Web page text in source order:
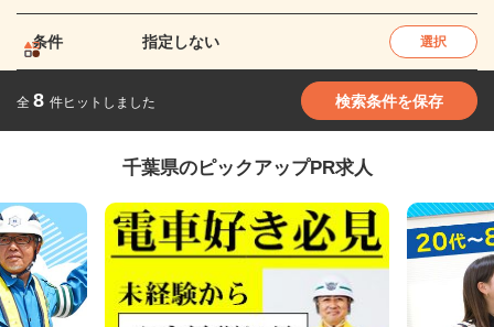
条件 指定しない 選択
全 8 件ヒットしました 検索条件を保存
千葉県のピックアップPR求人